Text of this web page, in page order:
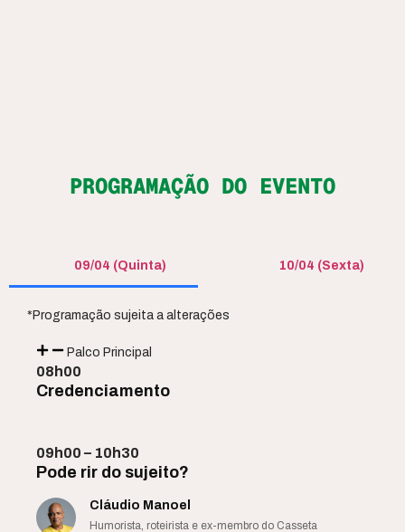
PROGRAMAÇÃO DO EVENTO
09/04 (Quinta) 10/04 (Sexta)
*Programação sujeita a alterações
Palco Principal
08h00
Credenciamento
09h00 – 10h30
Pode rir do sujeito?
Cláudio Manoel
Humorista, roteirista e ex-membro do Casseta